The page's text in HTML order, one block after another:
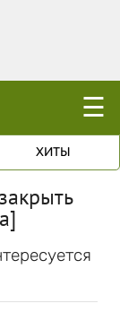
☰
ХИТЫ